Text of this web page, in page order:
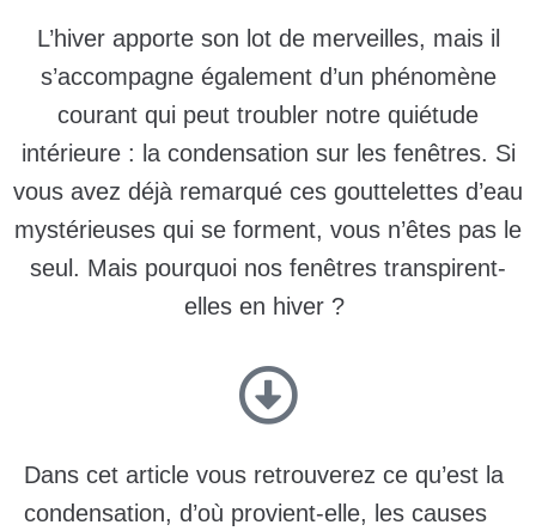
L’hiver apporte son lot de merveilles, mais il
s’accompagne également d’un phénomène
courant qui peut troubler notre quiétude
intérieure : la condensation sur les fenêtres. Si
vous avez déjà remarqué ces gouttelettes d’eau
mystérieuses qui se forment, vous n’êtes pas le
seul. Mais pourquoi nos fenêtres transpirent-
elles en hiver ?
Dans cet article vous retrouverez ce qu’est la
condensation, d’où provient-elle, les causes